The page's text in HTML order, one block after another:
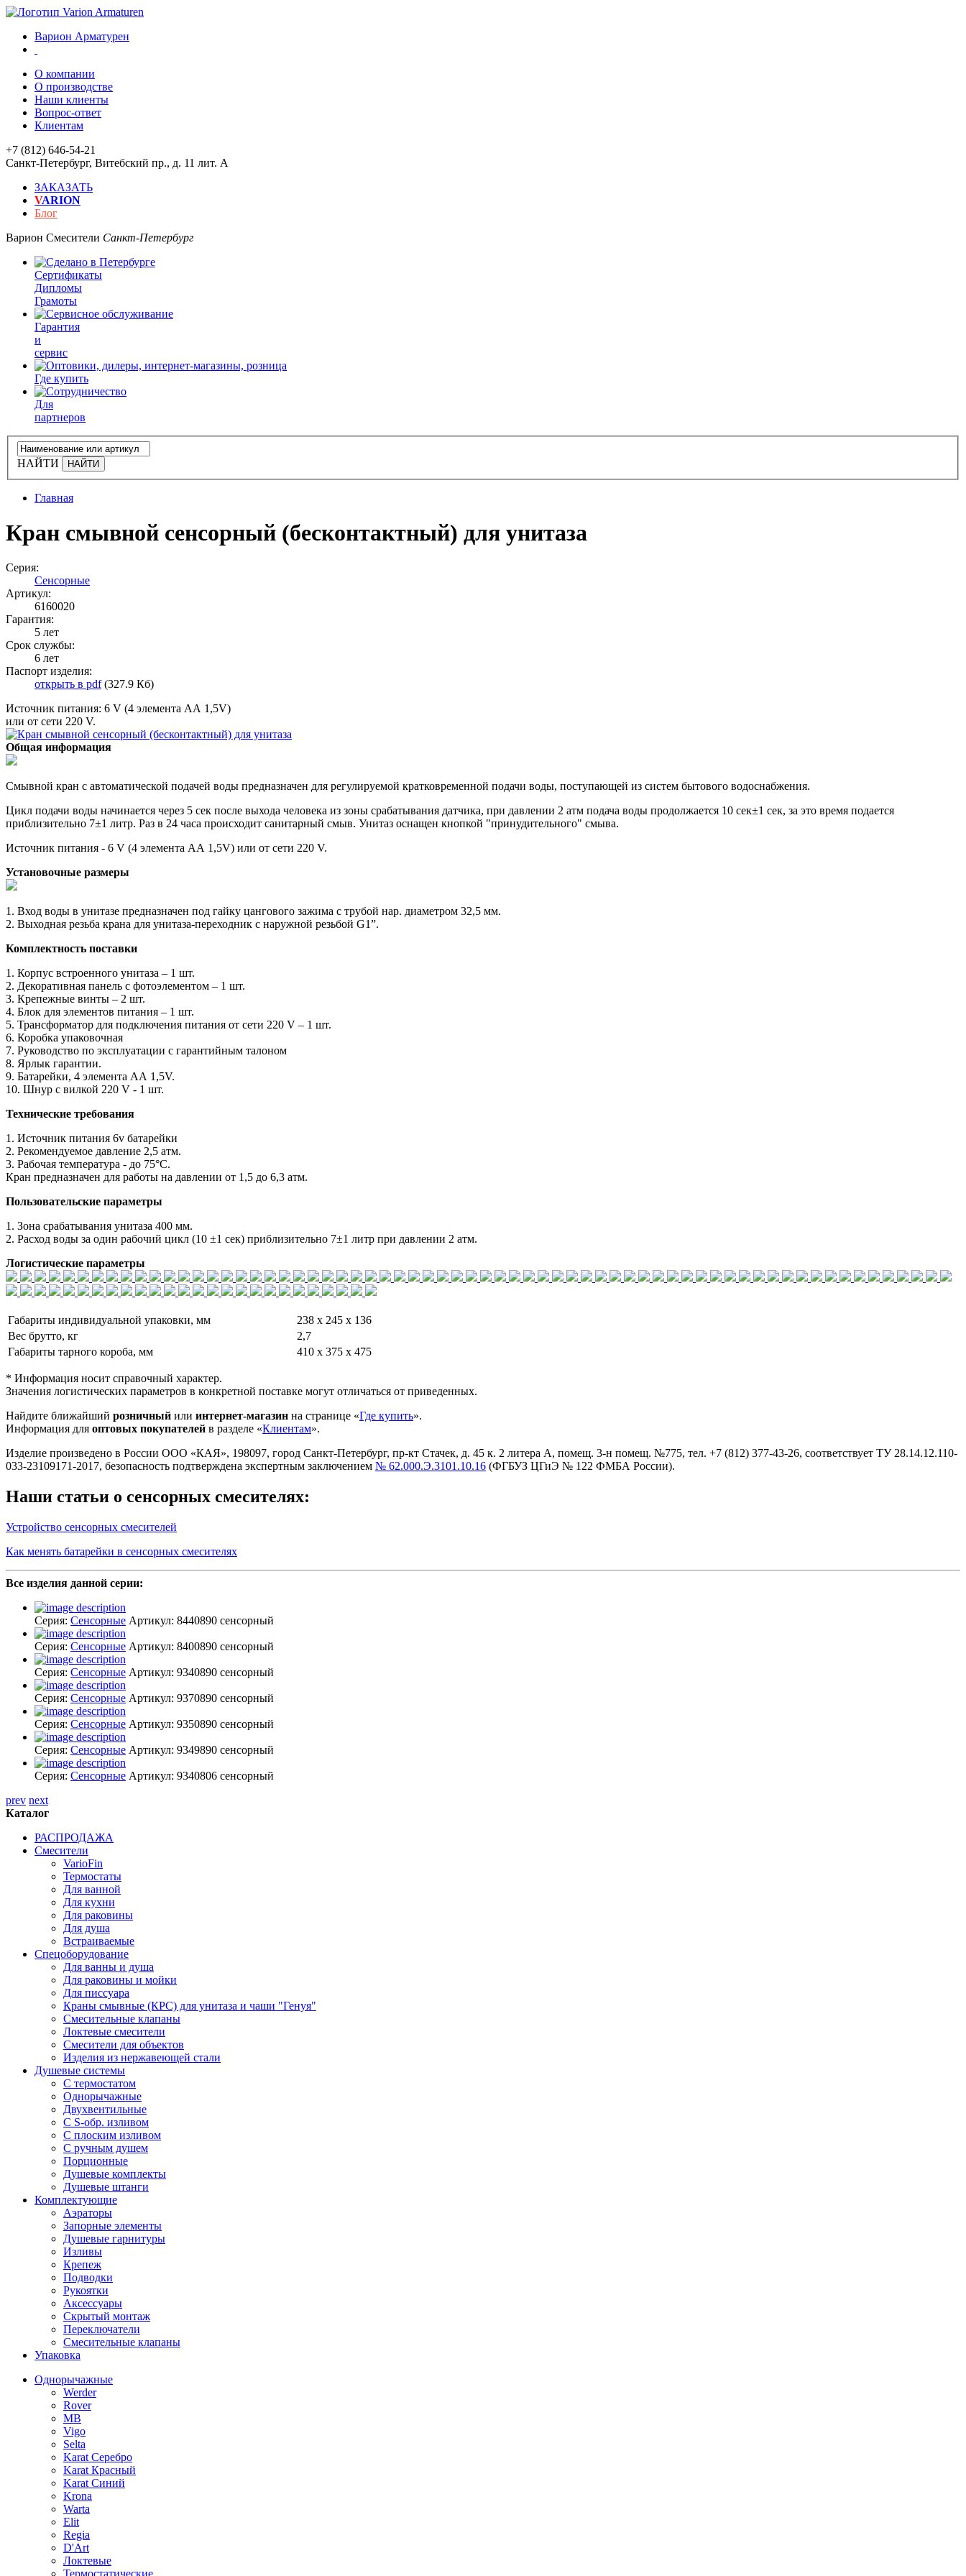
Варион Арматурен
О компании
О производстве
Наши клиенты
Вопрос-ответ
Клиентам
+7 (812) 646-54-21
Санкт-Петербург, Витебский пр., д. 11 лит. А
ЗАКАЗАТЬ
VARION
Блог
Варион Смесители Санкт-Петербург
Сертификаты
Дипломы
Грамоты
Гарантия
и
сервис
Где купить
Для
партнеров
НАЙТИ
Главная
Кран смывной сенсорный (бесконтактный) для унитаза
Серия:
Сенсорные
Артикул:
6160020
Гарантия:
5 лет
Срок службы:
6 лет
Паспорт изделия:
открыть в pdf(327.9 Кб)
Источник питания: 6 V (4 элемента АА 1,5V)
или от сети 220 V.
Общая информация
Смывной кран с автоматической подачей воды предназначен для регулируемой кратковременной подачи воды, поступающей из систем бытового водоснабжения.
Цикл подачи воды начинается через 5 сек после выхода человека из зоны срабатывания датчика, при давлении 2 атм подача воды продолжается 10 сек±1 сек, за это время подается
приблизительно 7±1 литр. Раз в 24 часа происходит санитарный смыв. Унитаз оснащен кнопкой "принудительного" смыва.
Источник питания - 6 V (4 элемента АА 1,5V) или от сети 220 V.
Установочные размеры
1. Вход воды в унитазе предназначен под гайку цангового зажима с трубой нар. диаметром 32,5 мм.
2. Выходная резьба крана для унитаза-переходник с наружной резьбой G1”.
Комплектность поставки
1. Корпус встроенного унитаза – 1 шт.
2. Декоративная панель с фотоэлементом – 1 шт.
3. Крепежные винты – 2 шт.
4. Блок для элементов питания – 1 шт.
5. Трансформатор для подключения питания от сети 220 V – 1 шт.
6. Коробка упаковочная
7. Руководство по эксплуатации с гарантийным талоном
8. Ярлык гарантии.
9. Батарейки, 4 элемента АА 1,5V.
10. Шнур с вилкой 220 V - 1 шт.
Технические требования
1. Источник питания 6v батарейки
2. Рекомендуемое давление 2,5 атм.
3. Рабочая температура - до 75°С.
Кран предназначен для работы на давлении от 1,5 до 6,3 атм.
Пользовательские параметры
1. Зона срабатывания унитаза 400 мм.
2. Расход воды за один рабочий цикл (10 ±1 сек) приблизительно 7±1 литр при давлении 2 атм.
Логистические параметры
Габариты индивидуальной упаковки, мм
238 х 245 х 136
Вес брутто, кг
2,7
Габариты тарного короба, мм
410 х 375 х 475
* Информация носит справочный характер.
Значения логистических параметров в конкретной поставке могут отличаться от приведенных.
Найдите ближайший розничный или интернет-магазин на странице «Где купить».
Информация для оптовых покупателей в разделе «Клиентам».
Изделие произведено в России ООО «КАЯ», 198097, город Санкт-Петербург, пр-кт Стачек, д. 45 к. 2 литера А, помещ. 3-н помещ. №775, тел. +7 (812) 377-43-26, cоответствует ТУ 28.14.12.110-
033-23109171-2017, безопасность подтверждена экспертным заключением № 62.000.Э.3101.10.16 (ФГБУЗ ЦГиЭ № 122 ФМБА России).
Наши статьи о сенсорных смесителях:
Устройство сенсорных смесителей
Как менять батарейки в сенсорных смесителях
Все изделия данной серии:
Серия: Сенсорные Артикул: 8440890 сенсорный
Серия: Сенсорные Артикул: 8400890 сенсорный
Серия: Сенсорные Артикул: 9340890 сенсорный
Серия: Сенсорные Артикул: 9370890 сенсорный
Серия: Сенсорные Артикул: 9350890 сенсорный
Серия: Сенсорные Артикул: 9349890 сенсорный
Серия: Сенсорные Артикул: 9340806 сенсорный
prev next
Каталог
РАСПРОДАЖА
Смесители
VarioFin
Термостаты
Для ванной
Для кухни
Для раковины
Для душа
Встраиваемые
Спецоборудование
Для ванны и душа
Для раковины и мойки
Для писсуара
Краны смывные (КРС) для унитаза и чаши "Генуя"
Смесительные клапаны
Локтевые смесители
Смесители для объектов
Изделия из нержавеющей стали
Душевые системы
С термостатом
Однорычажные
Двухвентильные
С S-обр. изливом
С плоским изливом
С ручным душем
Порционные
Душевые комплекты
Душевые штанги
Комплектующие
Аэраторы
Запорные элементы
Душевые гарнитуры
Изливы
Крепеж
Подводки
Рукоятки
Аксессуары
Скрытый монтаж
Переключатели
Смесительные клапаны
Упаковка
Однорычажные
Werder
Rover
MB
Vigo
Selta
Karat Серебро
Karat Красный
Karat Синий
Krona
Warta
Elit
Regia
D'Art
Локтевые